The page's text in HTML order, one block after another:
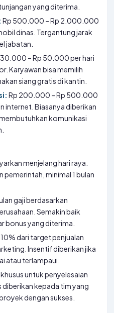
yang diterima.
Rp 500.000 – Rp 2.000.000
dinas. Tergantung jarak
jabatan.
– Rp 50.000 per hari
Karyawan bisa memilih
siang gratis di kantin.
Rp 200.000 – Rp 500.000
internet. Biasanya diberikan
komunikasi
menjelang hari raya.
pemerintah, minimal 1 bulan
gaji berdasarkan
Semakin baik
bonus yang diterima.
dari target penjualan
Insentif diberikan jika
atau terlampaui.
untuk penyelesaian
kepada tim yang
dengan sukses.